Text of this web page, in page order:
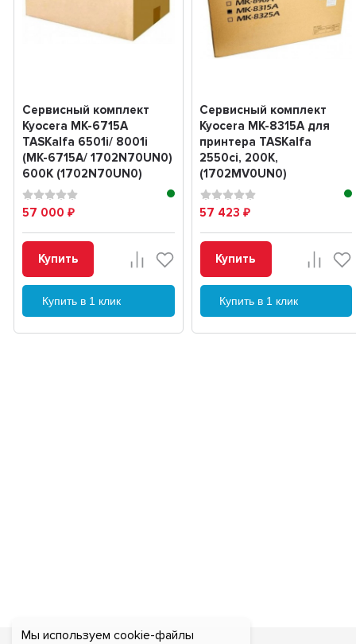
Мы используем cookie-файлы
Сервисный комплект
Kyocera MK-6715A
TASKalfa 6501i/ 8001i
(MK-6715A/ 1702N70UN0)
600K (1702N70UN0)
57 000 ₽
Купить
Купить в 1 клик
Сервисный комплект
Kyocera MK-8315A для
принтера TASKalfa
2550ci, 200K,
(1702MV0UN0)
57 423₽
Купить
Купить в 1 клик